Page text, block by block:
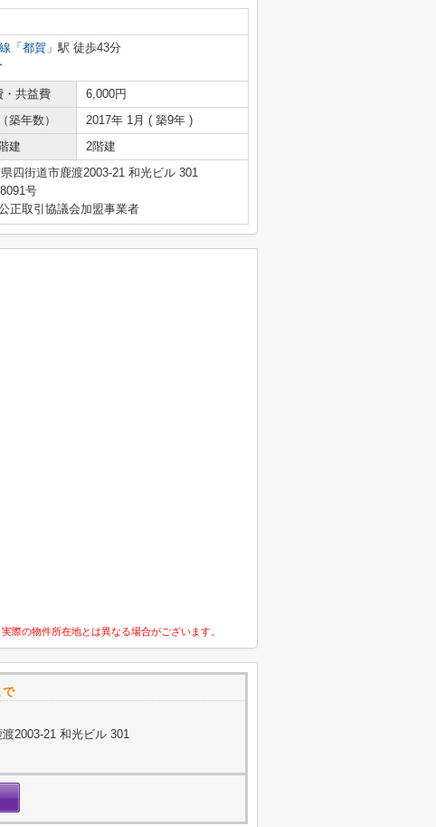
「 都賀 」駅 徒歩43分
・共益費
6,000円
築年数）
2017年 1月 ( 築9年 )
建 2階建
四街道市鹿渡2003-21 和光ビル 301
号
正取引協議会加盟事業者
際の物件所在地とは異なる場合がございます。
で
2003-21 和光ビル 301